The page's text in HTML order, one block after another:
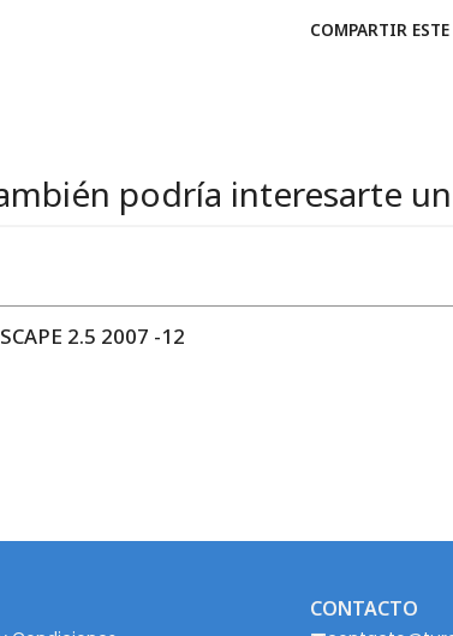
COMPARTIR
podría interesarte
2.5 2007 -12
CONTACTO